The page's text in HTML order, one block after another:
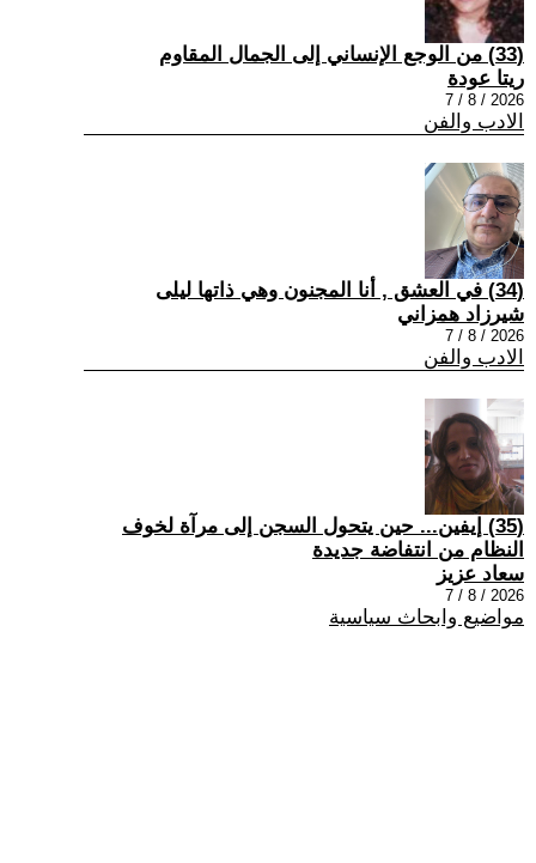
(33) من الوجع الإنساني إلى الجمال المقاوم
ريتا عودة
2026 / 8 / 7
الادب والفن
(34) في العشق , أنا المجنون وهي ذاتها ليلى
شيرزاد همزاني
2026 / 8 / 7
الادب والفن
(35) إيفين... حين يتحول السجن إلى مرآة لخوف
النظام من انتفاضة جديدة
سعاد عزيز
2026 / 8 / 7
مواضيع وابحاث سياسية